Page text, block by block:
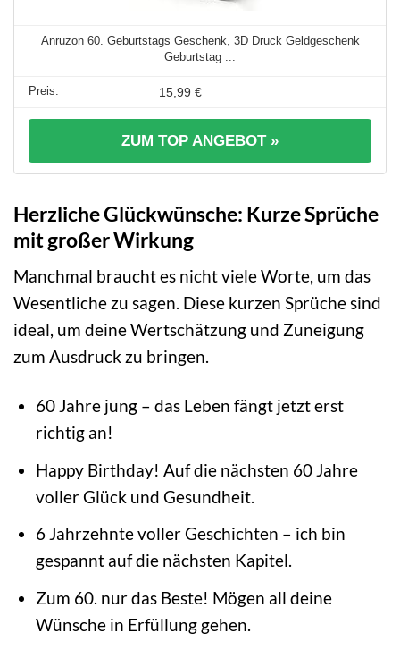
Anruzon 60. Geburtstags Geschenk, 3D Druck Geldgeschenk
Geburtstag ...
15,99 €
ZUM TOP ANGEBOT »
Herzliche Glückwünsche: Kurze Sprüche
mit großer Wirkung
Manchmal braucht es nicht viele Worte, um das
Wesentliche zu sagen. Diese kurzen Sprüche sind
ideal, um deine Wertschätzung und Zuneigung
zum Ausdruck zu bringen.
60 Jahre jung – das Leben fängt jetzt erst
richtig an!
Happy Birthday! Auf die nächsten 60 Jahre
voller Glück und Gesundheit.
6 Jahrzehnte voller Geschichten – ich bin
gespannt auf die nächsten Kapitel.
Zum 60. nur das Beste! Mögen all deine
Wünsche in Erfüllung gehen.